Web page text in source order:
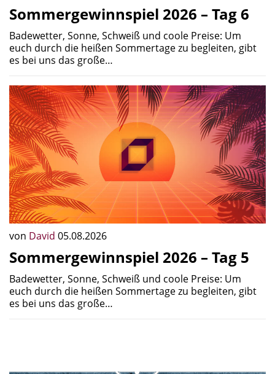
Sommergewinnspiel 2026 – Tag 6
Badewetter, Sonne, Schweiß und coole Preise: Um
euch durch die heißen Sommertage zu begleiten, gibt
es bei uns das große…
von David 05.08.2026
Sommergewinnspiel 2026 – Tag 5
Badewetter, Sonne, Schweiß und coole Preise: Um
euch durch die heißen Sommertage zu begleiten, gibt
es bei uns das große…